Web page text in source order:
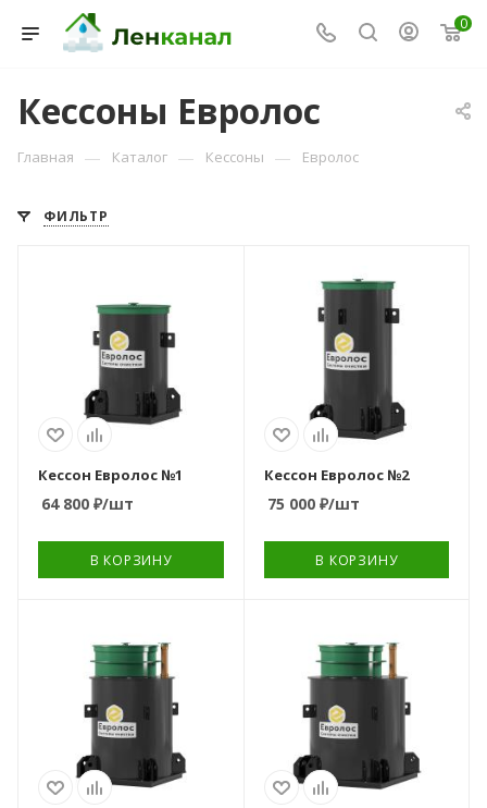
0
Кессоны Евролос
Главная — Каталог — Кессоны — Евролос
ФИЛЬТР
Кессон Евролос №1
64 800 ₽/шт
В КОРЗИНУ
Кессон Евролос №2
75 000₽/шт
В КОРЗИНУ